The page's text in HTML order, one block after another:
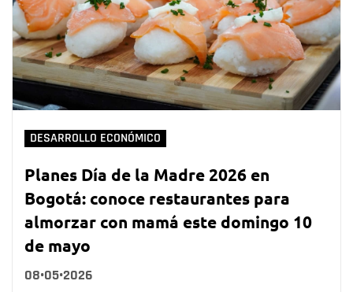
DESARROLLO ECONÓMICO
Planes Día de la Madre 2026 en
Bogotá: conoce restaurantes para
almorzar con mamá este domingo 10
de mayo
08•05•2026